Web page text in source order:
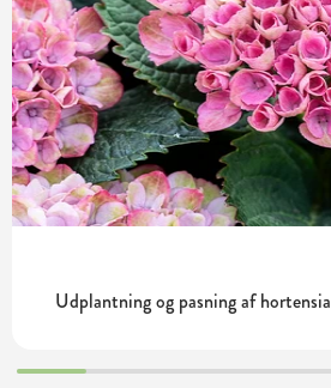
Udplantning og pasning af hortensia